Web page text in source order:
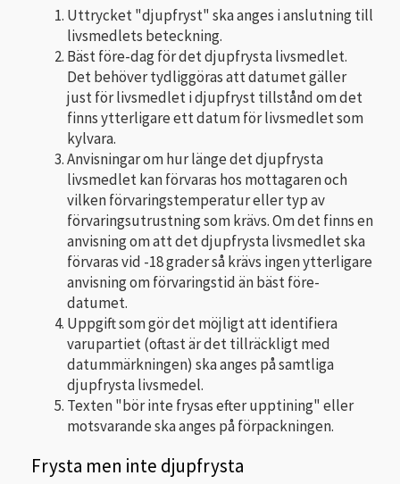
Uttrycket "djupfryst" ska anges i anslutning till
livsmedlets beteckning.
Bäst före-dag för det djupfrysta livsmedlet.
Det behöver tydliggöras att datumet gäller
just för livsmedlet i djupfryst tillstånd om det
finns ytterligare ett datum för livsmedlet som
kylvara.
Anvisningar om hur länge det djupfrysta
livsmedlet kan förvaras hos mottagaren och
vilken förvaringstemperatur eller typ av
förvaringsutrustning som krävs. Om det finns en
anvisning om att det djupfrysta livsmedlet ska
förvaras vid -18 grader så krävs ingen ytterligare
anvisning om förvaringstid än bäst före-
datumet.
Uppgift som gör det möjligt att identifiera
varupartiet (oftast är det tillräckligt med
datummärkningen) ska anges på samtliga
djupfrysta livsmedel.
Texten "bör inte frysas efter upptining" eller
motsvarande ska anges på förpackningen.
Frysta men inte djupfrysta